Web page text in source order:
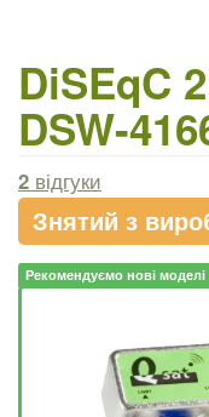
DiSEqC
DSW-
2 відгуки
Знятий з
Рекомендуємо нові моделі